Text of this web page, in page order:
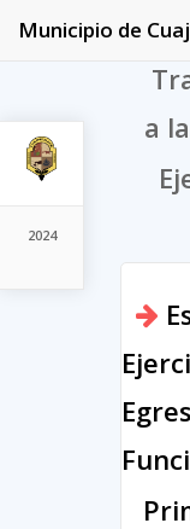
2024
Municipio de
a